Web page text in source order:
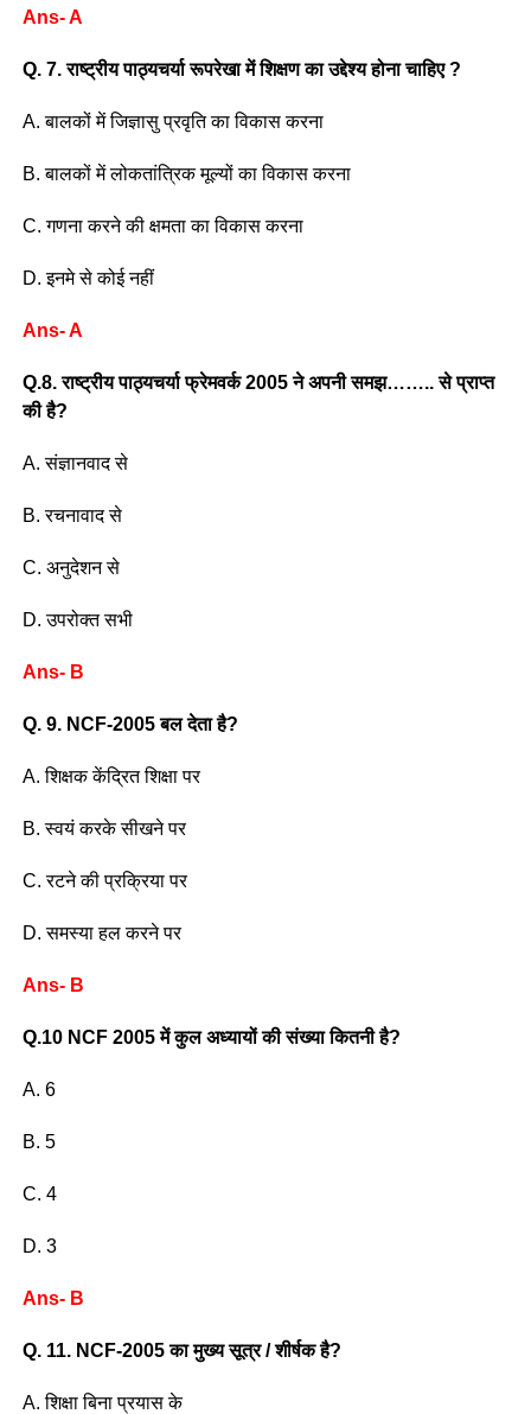
Ans- A
Q. 7. राष्ट्रीय पाठ्यचर्या रूपरेखा में शिक्षण का उद्देश्य होना चाहिए ?
A. बालकों में जिज्ञासु प्रवृति का विकास करना
B. बालकों में लोकतांत्रिक मूल्यों का विकास करना
C. गणना करने की क्षमता का विकास करना
D. इनमे से कोई नहीं
Ans- A
Q.8. राष्ट्रीय पाठ्यचर्या फ्रेमवर्क 2005 ने अपनी समझ…….. से प्राप्त
की है?
A. संज्ञानवाद से
B. रचनावाद से
C. अनुदेशन से
D. उपरोक्त सभी
Ans- B
Q. 9. NCF-2005 बल देता है?
A. शिक्षक केंद्रित शिक्षा पर
B. स्वयं करके सीखने पर
C. रटने की प्रक्रिया पर
D. समस्या हल करने पर
Ans- B
Q.10 NCF 2005 में कुल अध्यायों की संख्या कितनी है?
A. 6
B. 5
C. 4
D. 3
Ans- B
Q. 11. NCF-2005 का मुख्य सूत्र / शीर्षक है?
A. शिक्षा बिना प्रयास के